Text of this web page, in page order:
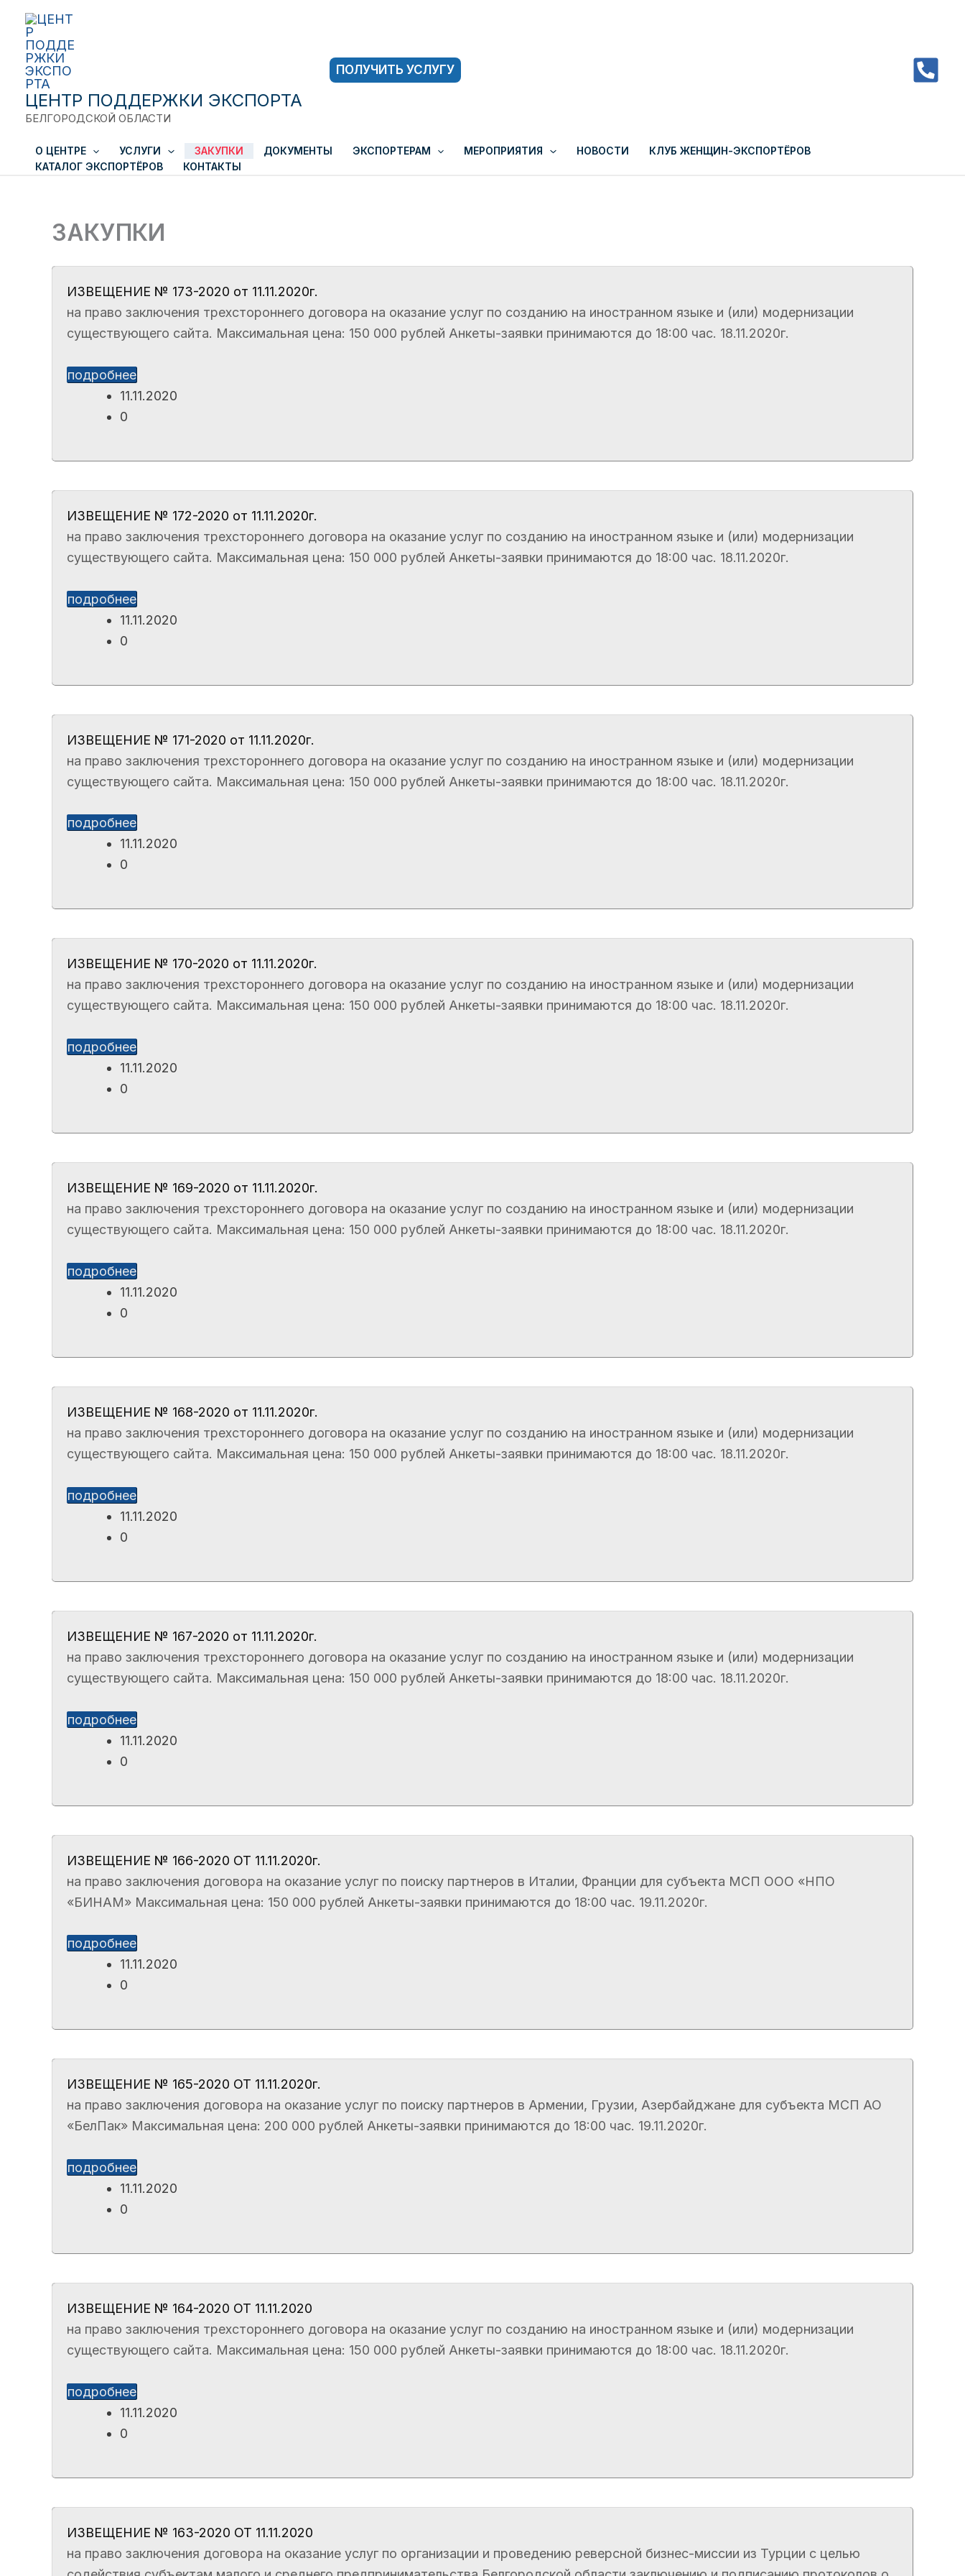
Перейти
содержимому
ЦЕНТР ПОДДЕРЖКИ ЭКСПОРТА
БЕЛГОРОДСКОЙ ОБЛАСТИ
ПОЛУЧИТЬ УСЛУГУ
О ЦЕНТРЕ УСЛУГИ ЗАКУПКИ ДОКУМЕНТЫ ЭКСПОРТЕРАМ МЕРОПРИЯТИЯ НОВОСТИ
КЛУБ ЖЕНЩИН-ЭКСПОРТЁРОВ
КАТАЛОГ ЭКСПОРТЁРОВ
КОНТАКТЫ
ЗАКУПКИ
ИЗВЕЩЕНИЕ № 173-2020 от 11.11.2020г.
на право заключения трехстороннего договора на оказание услуг по созданию на иностранном языке и (или) модернизации
существующего сайта. Максимальная цена: 150 000 рублей Анкеты-заявки принимаются до 18:00 час. 18.11.2020г.
подробнее
11.11.2020
0
ИЗВЕЩЕНИЕ № 172-2020 от 11.11.2020г.
на право заключения трехстороннего договора на оказание услуг по созданию на иностранном языке и (или) модернизации
существующего сайта. Максимальная цена: 150 000 рублей Анкеты-заявки принимаются до 18:00 час. 18.11.2020г.
подробнее
11.11.2020
0
ИЗВЕЩЕНИЕ № 171-2020 от 11.11.2020г.
на право заключения трехстороннего договора на оказание услуг по созданию на иностранном языке и (или) модернизации
существующего сайта. Максимальная цена: 150 000 рублей Анкеты-заявки принимаются до 18:00 час. 18.11.2020г.
подробнее
11.11.2020
0
ИЗВЕЩЕНИЕ № 170-2020 от 11.11.2020г.
на право заключения трехстороннего договора на оказание услуг по созданию на иностранном языке и (или) модернизации
существующего сайта. Максимальная цена: 150 000 рублей Анкеты-заявки принимаются до 18:00 час. 18.11.2020г.
подробнее
11.11.2020
0
ИЗВЕЩЕНИЕ № 169-2020 от 11.11.2020г.
на право заключения трехстороннего договора на оказание услуг по созданию на иностранном языке и (или) модернизации
существующего сайта. Максимальная цена: 150 000 рублей Анкеты-заявки принимаются до 18:00 час. 18.11.2020г.
подробнее
11.11.2020
0
ИЗВЕЩЕНИЕ № 168-2020 от 11.11.2020г.
на право заключения трехстороннего договора на оказание услуг по созданию на иностранном языке и (или) модернизации
существующего сайта. Максимальная цена: 150 000 рублей Анкеты-заявки принимаются до 18:00 час. 18.11.2020г.
подробнее
11.11.2020
0
ИЗВЕЩЕНИЕ № 167-2020 от 11.11.2020г.
на право заключения трехстороннего договора на оказание услуг по созданию на иностранном языке и (или) модернизации
существующего сайта. Максимальная цена: 150 000 рублей Анкеты-заявки принимаются до 18:00 час. 18.11.2020г.
подробнее
11.11.2020
0
ИЗВЕЩЕНИЕ № 166-2020 ОТ 11.11.2020г.
на право заключения договора на оказание услуг по поиску партнеров в Италии, Франции для субъекта МСП ООО «НПО
«БИНАМ» Максимальная цена: 150 000 рублей Анкеты-заявки принимаются до 18:00 час. 19.11.2020г.
подробнее
11.11.2020
0
ИЗВЕЩЕНИЕ № 165-2020 ОТ 11.11.2020г.
на право заключения договора на оказание услуг по поиску партнеров в Армении, Грузии, Азербайджане для субъекта МСП АО
«БелПак» Максимальная цена: 200 000 рублей Анкеты-заявки принимаются до 18:00 час. 19.11.2020г.
подробнее
11.11.2020
0
ИЗВЕЩЕНИЕ № 164-2020 ОТ 11.11.2020
на право заключения трехстороннего договора на оказание услуг по созданию на иностранном языке и (или) модернизации
существующего сайта. Максимальная цена: 150 000 рублей Анкеты-заявки принимаются до 18:00 час. 18.11.2020г.
подробнее
11.11.2020
0
ИЗВЕЩЕНИЕ № 163-2020 ОТ 11.11.2020
на право заключения договора на оказание услуг по организации и проведению реверсной бизнес-миссии из Турции с целью